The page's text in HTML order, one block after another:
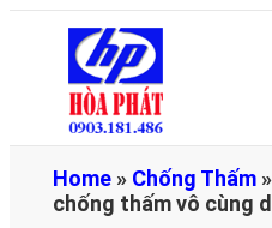
Home » Chống Thấm »
chống thấm vô cùng